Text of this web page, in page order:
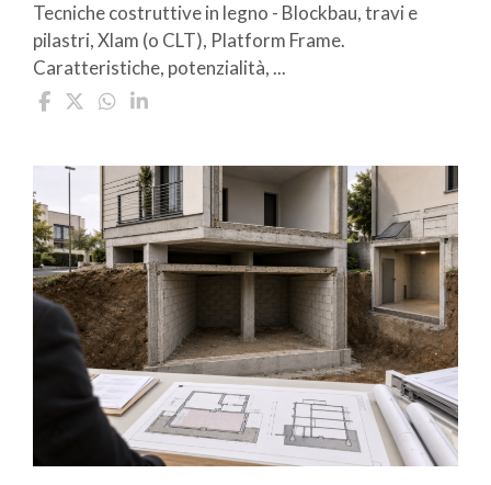
Tecniche costruttive in legno - Blockbau, travi e
pilastri, Xlam (o CLT), Platform Frame.
Caratteristiche, potenzialità, ...